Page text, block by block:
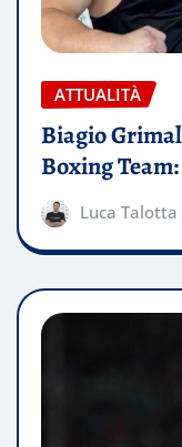
ATTUALITÀ
Biagio
Boxing
Luca Talotta